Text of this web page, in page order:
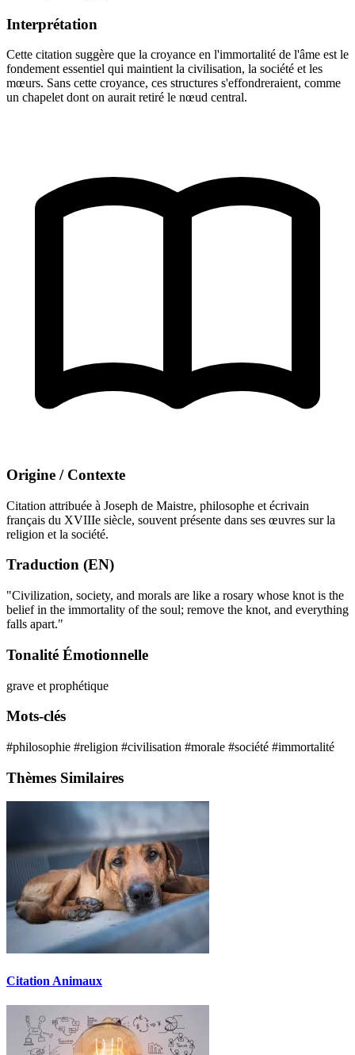
Interprétation
Cette citation suggère que la croyance en l'immortalité de l'âme est le
fondement essentiel qui maintient la civilisation, la société et les
mœurs. Sans cette croyance, ces structures s'effondreraient, comme
un chapelet dont on aurait retiré le nœud central.
Origine / Contexte
Citation attribuée à Joseph de Maistre, philosophe et écrivain
français du XVIIIe siècle, souvent présente dans ses œuvres sur la
religion et la société.
Traduction (EN)
"Civilization, society, and morals are like a rosary whose knot is the
belief in the immortality of the soul; remove the knot, and everything
falls apart."
Tonalité Émotionnelle
grave et prophétique
Mots-clés
#philosophie #religion #civilisation #morale #société #immortalité
Thèmes Similaires
Citation Animaux